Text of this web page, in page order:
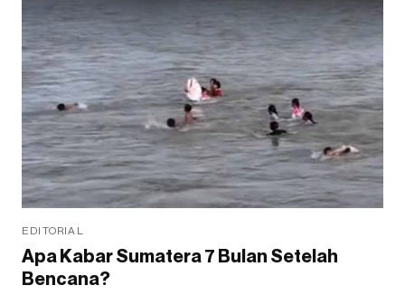
EDITORIAL
Apa Kabar Sumatera 7 Bulan Setelah
Bencana?